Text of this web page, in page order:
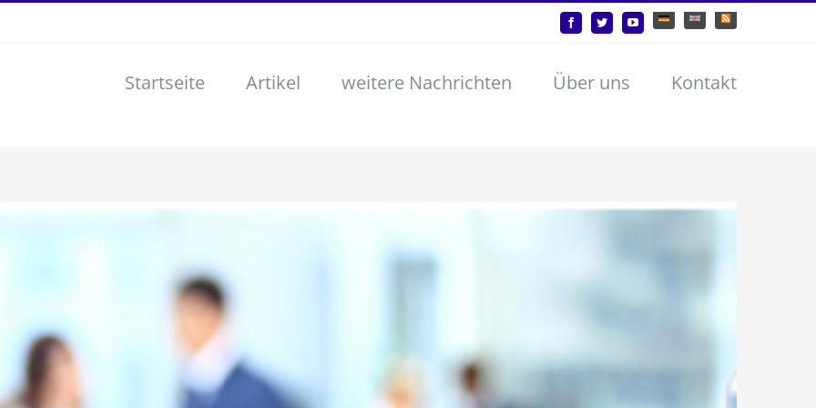
FacebookTwitterYouTubeDeutschEnglish Benutzerdefiniert
Startseite Artikel weitere Nachrichten Über uns Kontakt